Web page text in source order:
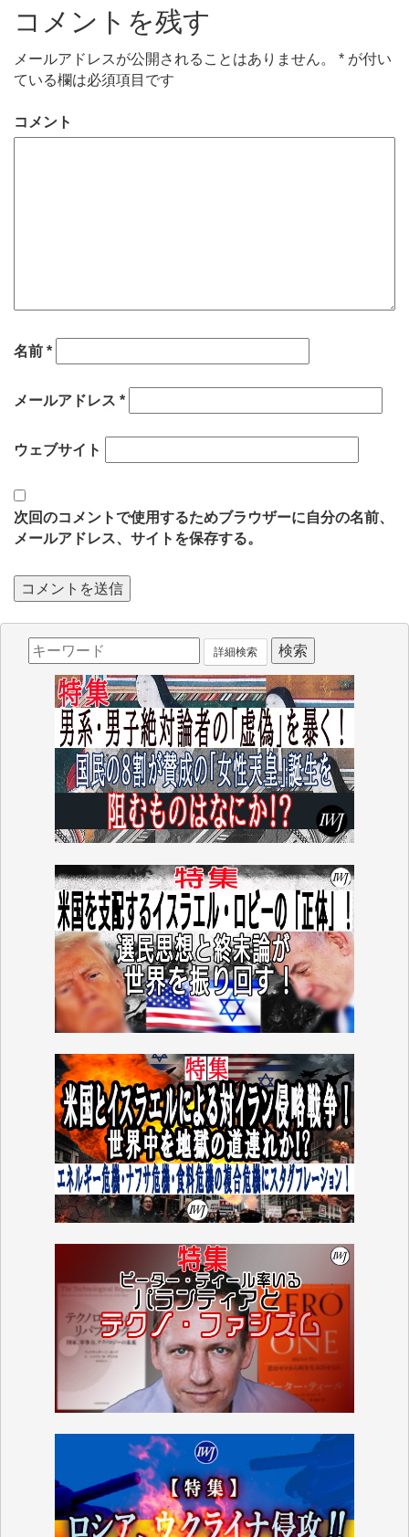
コメントを残す
メールアドレスが公開されることはありません。 * が付い
ている欄は必須項目です
コメント
名前 *
メールアドレス *
ウェブサイト
次回のコメントで使用するためブラウザーに自分の名前、
メールアドレス、サイトを保存する。
詳細検索